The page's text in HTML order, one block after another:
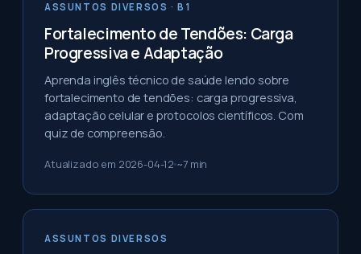
ASSUNTOS DIVERSOS · B1
Fortalecimento de Tendões: Carga
Progressiva e Adaptação
Aprenda inglês técnico de saúde lendo sobre
fortalecimento de tendões: carga progressiva,
adaptação celular e protocolos científicos. Com
quiz de compreensão.
Atualizado em 2026-04-12 ~7min
ASSUNTOS DIVERSOS